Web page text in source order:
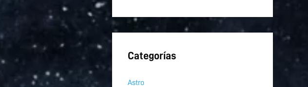
Categorías
Astro